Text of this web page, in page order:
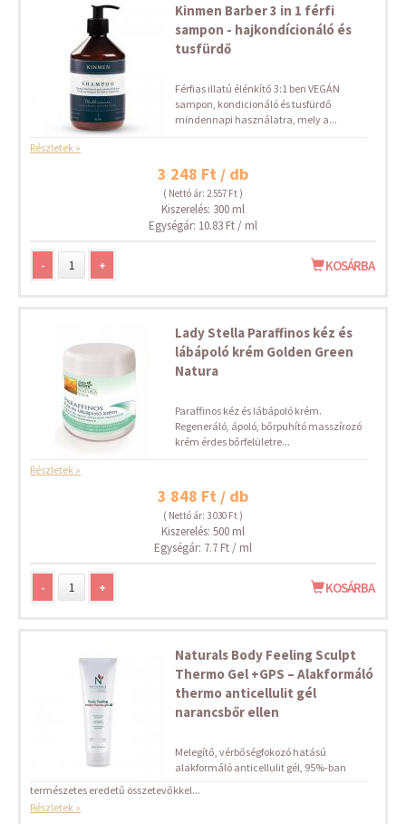
Kinmen Barber 3 in 1 férfi
sampon - hajkondícionáló és
tusfürdő
Férfias illatú élénkítő 3:1 ben VEGÁN
sampon, kondicionáló és tusfürdő
mindennapi használatra, mely a...
Részletek »
3 248 Ft / db
( Nettó ár: 2 557 Ft )
Kiszerelés: 300 ml
Egységár: 10.83 Ft / ml
- + KOSÁRBA
Lady Stella Paraffinos kéz és
lábápoló krém Golden Green
Natura
Paraffinos kéz és lábápoló krém.
Regeneráló, ápoló, bőrpuhító masszírozó
krém érdes bőrfelületre...
Részletek »
3 848 Ft / db
( Nettó ár: 3 030 Ft )
Kiszerelés: 500 ml
Egységár: 7.7 Ft / ml
- + KOSÁRBA
Naturals Body Feeling Sculpt
Thermo Gel +GPS – Alakformáló
thermo anticellulit gél
narancsbőr ellen
Melegítő, vérbőségfokozó hatású
alakformáló anticellulit gél, 95%-ban
természetes eredetű összetevőkkel...
Részletek »